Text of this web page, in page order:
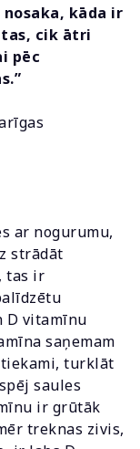
nosaka, kāda ir
tas, cik ātri
pēc
ar nogurumu,
strādāt
tas ir
D vitamīnu
saņemam
turklāt
saules
ir grūtāk
treknas zivis,